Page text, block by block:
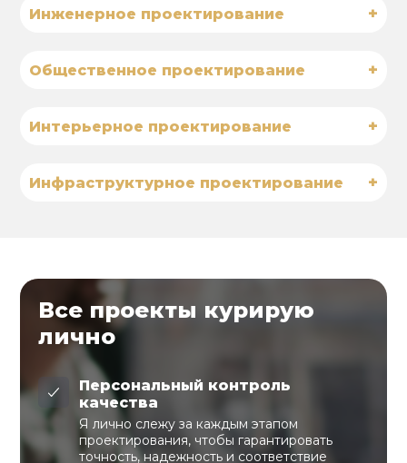
Инженерное проектирование +
Общественное проектирование +
Интерьерное проектирование +
Инфраструктурное проектирование +
Все проекты курирую
лично
Персональный контроль
качества
Я лично слежу за каждым этапом
проектирования, чтобы гарантировать
точность, надежность и соответствие